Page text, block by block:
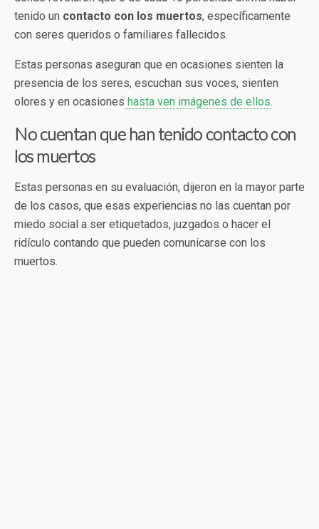
tenido un contacto con los muertos, específicamente
con seres queridos o familiares fallecidos.
Estas personas aseguran que en ocasiones sienten la
presencia de los seres, escuchan sus voces, sienten
olores y en ocasiones hasta ven imágenes de ellos.
No cuentan que han tenido contacto con
los muertos
Estas personas en su evaluación, dijeron en la mayor parte
de los casos, que esas experiencias no las cuentan por
miedo social a ser etiquetados, juzgados o hacer el
ridículo contando que pueden comunicarse con los
muertos.